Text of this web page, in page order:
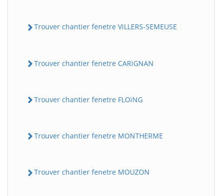
Trouver chantier fenetre ViLLERS-SEMEUSE
Trouver chantier fenetre CARiGNAN
Trouver chantier fenetre FLOiNG
Trouver chantier fenetre MONTHERME
Trouver chantier fenetre MOUZON